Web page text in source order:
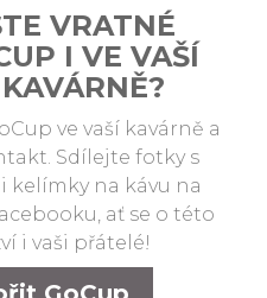
VRATNÉ
I VE VAŠÍ
ve vaší kavárně a
Sdílejte fotky s
kelímky na kávu na
ať se o této
i vaši přátelé!